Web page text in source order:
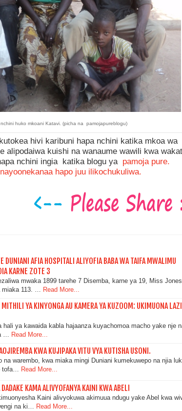
huko mkoani Katavi. (picha na pamojapureblogu)
hivi karibuni hapa nchini katika mkoa wa
alipodaiwa kuishi na wanaume wawili kwa
nchini ingia katika blogu ya pamoja pure.
hapo juu ilikochukuliwa.
DUNIANI AFIA HOSPITALI ALIYOFIA BABA WA TAIFA MWALIMU
KARNE ZOTE 3
mwaka 1899 tarehe 7 Disemba, karne ya 19, Miss Jones
113. …
Read More...
YA KINYONGA AU KAMERA YA KUZOOM: UKIMUONA
hali ya kawaida kabla hajaanza kuyachomoa macho yake nje
…
Read More...
KWA KUJIPAKA VITU VYA KUTISHA USONI.
na warembo, kwa miaka mingi Duniani kumekuwepo na njia
tofa… Read More...
KAMA ALIVYOFANYA KAINI KWA ABELI
Kaini alivyokuwa akimuua ndugu yake Abel kwa
na ki… Read More...